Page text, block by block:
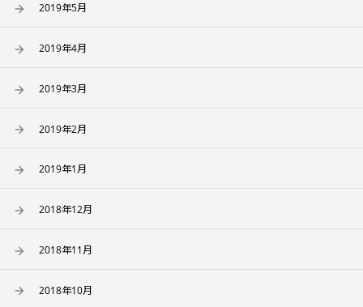
2019年5月
2019年4月
2019年3月
2019年2月
2019年1月
2018年12月
2018年11月
2018年10月